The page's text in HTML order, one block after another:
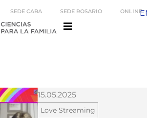
SEDE CABA SEDE ROSARIO ONLINE
15.05.2025
Love Streaming